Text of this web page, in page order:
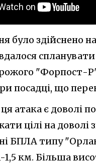
було здійснено
"Форпост-
посадці, що
атака є доволі
цілі на доволі
БПЛА типу
1,5 км. Більша